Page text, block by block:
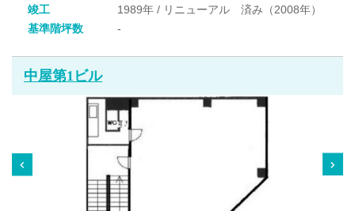
竣工
1989年 / リニューアル 済み（2008年）
基準階坪数
-
中屋第1ビル